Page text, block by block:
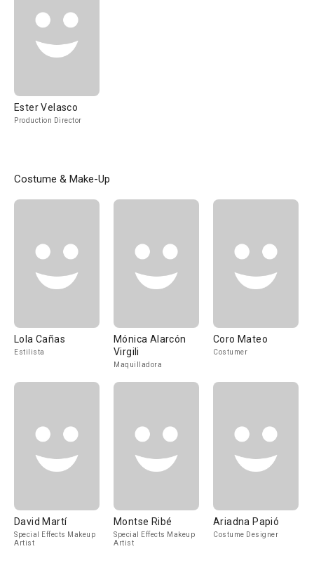
Ester Velasco
Production Director
Costume & Make-Up
Lola Cañas
Estilista
Mónica Alarcón
Virgili
Maquilladora
Coro Mateo
Costumer
David Martí
Special Effects Makeup
Artist
Montse Ribé
Special Effects Makeup
Artist
Ariadna Papió
Costume Designer